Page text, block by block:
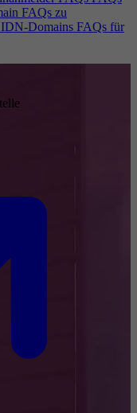
FAQs zu
Domains FAQs für